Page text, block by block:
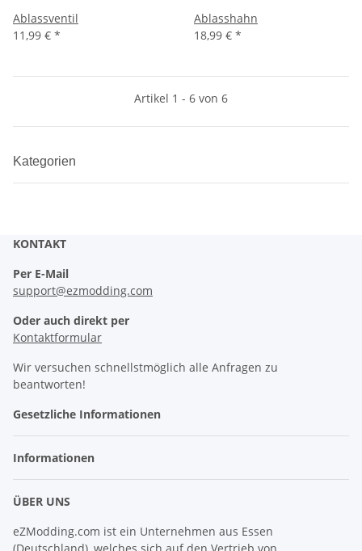
Ablassventil
11,99 € *
Ablasshahn
18,99 € *
Artikel 1 - 6 von 6
Kategorien
KONTAKT
Per E-Mail
support@ezmodding.com
Oder auch direkt per
Kontaktformular
Wir versuchen schnellstmöglich alle Anfragen zu
beantworten!
Gesetzliche Informationen
Informationen
ÜBER UNS
eZModding.com ist ein Unternehmen aus Essen